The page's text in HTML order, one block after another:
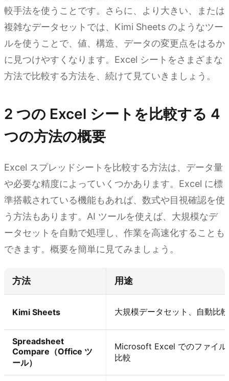
較手法を使うことです。さらに、より大きい、または
複雑なデータセットでは、Kimi Sheets のようなツー
ルを使うことで、値、構造、データの変更点をはるか
に見つけやすくなります。Excel シートをさまざまな
方法で比較する方法を、続けて見ていきましょう。
2 つの Excel シートを比較する 4
つの方法の概要
Excel スプレッドシートを比較する方法は、データ量
や必要な精度によっていくつかあります。Excel に標
準搭載されている機能もあれば、数式や目視確認を使
う方法もあります。AI ツールを使えば、大規模なデ
ータセットを自動で処理し、作業を高速化することも
できます。概要を簡単に見てみましょう。
方法 用途
Kimi Sheets 大規模データセット、自動比較
Spreadsheet
Compare（Office ツ
ール）
Microsoft Excel でのファイル
比較